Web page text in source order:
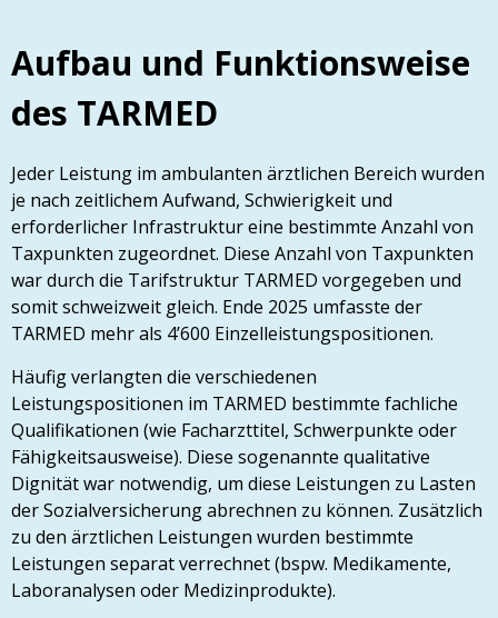
Aufbau und Funktionsweise
des TARMED
Jeder Leistung im ambulanten ärztlichen Bereich wurden
je nach zeitlichem Aufwand, Schwierigkeit und
erforderlicher Infrastruktur eine bestimmte Anzahl von
Taxpunkten zugeordnet. Diese Anzahl von Taxpunkten
war durch die Tarifstruktur TARMED vorgegeben und
somit schweizweit gleich. Ende 2025 umfasste der
TARMED mehr als 4’600 Einzelleistungspositionen.
Häufig verlangten die verschiedenen
Leistungspositionen im TARMED bestimmte fachliche
Qualifikationen (wie Facharzttitel, Schwerpunkte oder
Fähigkeitsausweise). Diese sogenannte qualitative
Dignität war notwendig, um diese Leistungen zu Lasten
der Sozialversicherung abrechnen zu können. Zusätzlich
zu den ärztlichen Leistungen wurden bestimmte
Leistungen separat verrechnet (bspw. Medikamente,
Laboranalysen oder Medizinprodukte).